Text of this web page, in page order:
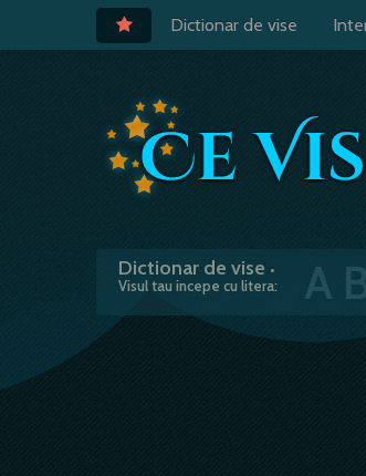
Dictionar de vise
Dictionar de vise •
Visul tau incepe cu litera:
A